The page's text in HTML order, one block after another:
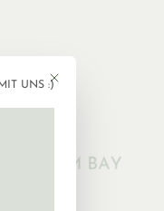
Mit diesem Button
UNS :)